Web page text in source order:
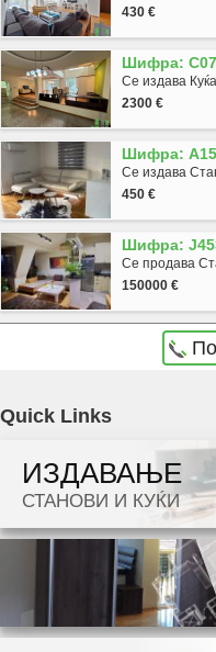
430 €
Шифра:
Се издава
2300 €
Шифра:
Се издава
450 €
Шифра:
Се продава
150000 €
Dokolku barate stan, kuka, deloven
Quick Links
ИЗДАВАЊЕ
СТАНОВИ И КУЌИ